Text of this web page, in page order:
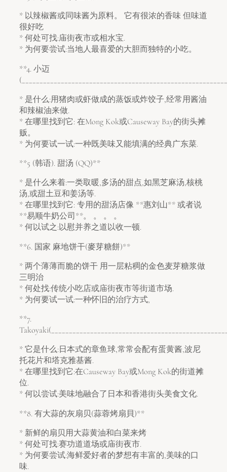
* 以辣椒酱或同味酱为原料。 它有很浓的香味 但味道
很好吃
* 何处可找:庙街夜市或相水宝.
* 为何要尝试:当地人最喜爱的大胆而独特的小吃。
**4. 小迈
* 是什么:用猪肉或虾做成的蒸饭或炸饺子,经常用酱油
和辣椒油来做.
* 在哪里找到它: 在Mong Kok或Causeway Bay的街头摊
贩。
* 为何要试一试:一种既美味又能填满的经典广东菜.
**5 (韩语). 甜汤 (QQ)**
* 是什么来着:一类取暖,多汤的甜点,如黑芝麻汤,核桃
汤,或甜土豆和姜汤等.
* 在哪里找到它: 专用的甜汤店像 **惠刘山** 或者说
**易顺牛奶公司**。 。 。 。
* 何以试之:以慰并养之道以收一顿.
**6. 国家 麻地饼干(麥芽糖餅)**
* 两个薄薄而脆的饼干 用一层粘稠的金色麦芽糖浆做
三明治
* 何处找:传统小吃店或庙街夜市等街道市场.
* 为何要试一试:一种怀旧的治疗方式,
**7.
* 它是什么:日本式的章鱼球,常常会配有蛋黄酱,波尼
托花片和塔克雅基酱.
* 在哪里找到它:在Causeway Bay或Mong Kok的街道摊
位.
* 何以尝试:美味地融合了日本和香港街头美食文化.
**8. 有大蒜的灰扇贝(蒜蓉烤扇貝)**
* 新鲜的扇贝用大蒜黄油和白菜来烤
* 何处可找:赛功道道场或庙街夜市.
* 为何要尝试:海鲜爱好者的梦想有丰富的,美味的口
味.